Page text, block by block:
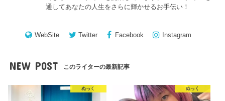
通してあなたの人生をさらに輝かせるお手伝い！
WebSite Twitter Facebook Instagram
NEW POST このライターの最新記事
ぬっく ぬっく